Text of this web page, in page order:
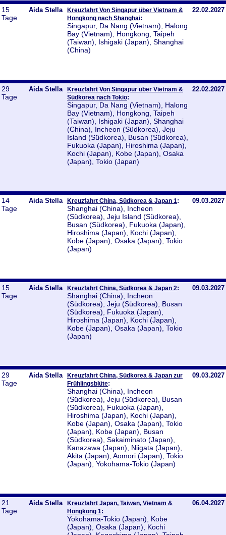
15
Tage
Aida Stella
Kreuzfahrt Von Singapur über Vietnam &
Hongkong nach Shanghai:
Singapur, Da Nang (Vietnam), Halong
Bay (Vietnam), Hongkong, Taipeh
(Taiwan), Ishigaki (Japan), Shanghai
(China)
22.02.2027
29
Tage
Aida Stella
Kreuzfahrt Von Singapur über Vietnam &
Südkorea nach Tokio:
Singapur, Da Nang (Vietnam), Halong
Bay (Vietnam), Hongkong, Taipeh
(Taiwan), Ishigaki (Japan), Shanghai
(China), Incheon (Südkorea), Jeju
Island (Südkorea), Busan (Südkorea),
Fukuoka (Japan), Hiroshima (Japan),
Kochi (Japan), Kobe (Japan), Osaka
(Japan), Tokio (Japan)
22.02.2027
14
Tage
Aida Stella Kreuzfahrt China, Südkorea & Japan 1:
Shanghai (China), Incheon
(Südkorea), Jeju Island (Südkorea),
Busan (Südkorea), Fukuoka (Japan),
Hiroshima (Japan), Kochi (Japan),
Kobe (Japan), Osaka (Japan), Tokio
(Japan)
09.03.2027
15
Tage
Aida Stella Kreuzfahrt China, Südkorea & Japan 2:
Shanghai (China), Incheon
(Südkorea), Jeju (Südkorea), Busan
(Südkorea), Fukuoka (Japan),
Hiroshima (Japan), Kochi (Japan),
Kobe (Japan), Osaka (Japan), Tokio
(Japan)
09.03.2027
29
Tage
Aida Stella
Kreuzfahrt China, Südkorea & Japan zur
Frühlingsblüte:
Shanghai (China), Incheon
(Südkorea), Jeju (Südkorea), Busan
(Südkorea), Fukuoka (Japan),
Hiroshima (Japan), Kochi (Japan),
Kobe (Japan), Osaka (Japan), Tokio
(Japan), Kobe (Japan), Busan
(Südkorea), Sakaiminato (Japan),
Kanazawa (Japan), Niigata (Japan),
Akita (Japan), Aomori (Japan), Tokio
(Japan), Yokohama-Tokio (Japan)
09.03.2027
21
Tage
Aida Stella
Kreuzfahrt Japan, Taiwan, Vietnam &
Hongkong 1:
Yokohama-Tokio (Japan), Kobe
(Japan), Osaka (Japan), Kochi
06.04.2027